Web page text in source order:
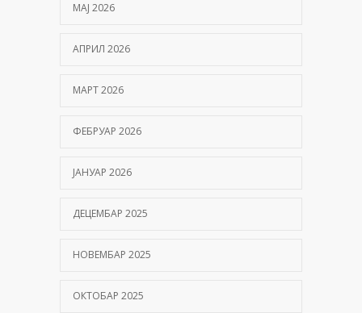
МАЈ 2026
АПРИЛ 2026
МАРТ 2026
ФЕБРУАР 2026
ЈАНУАР 2026
ДЕЦЕМБАР 2025
НОВЕМБАР 2025
ОКТОБАР 2025